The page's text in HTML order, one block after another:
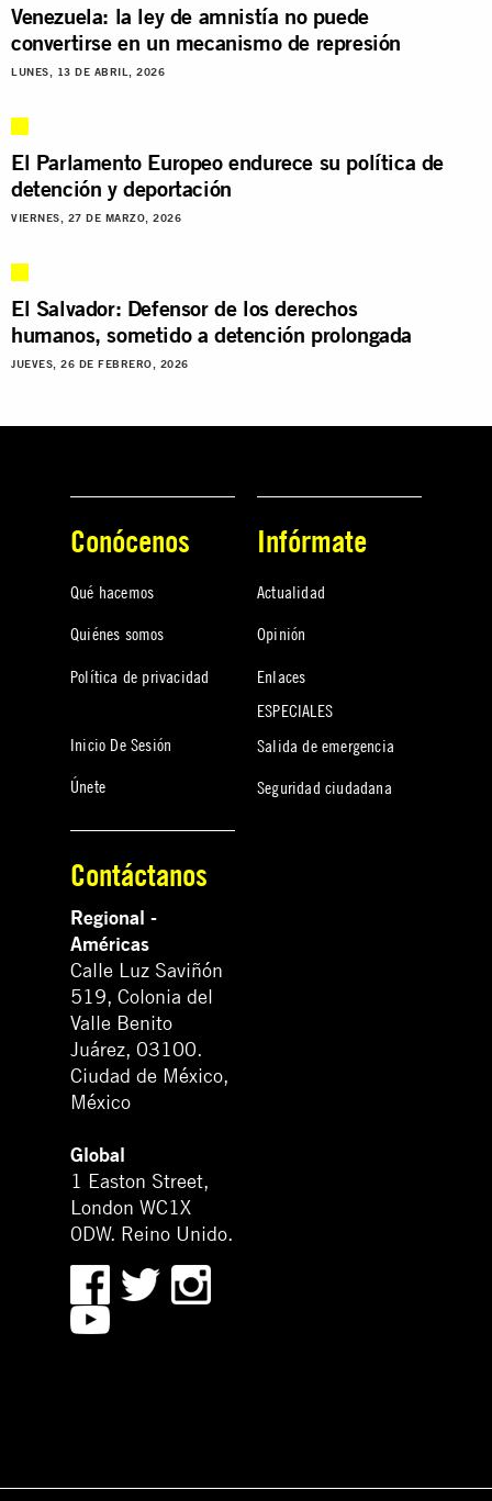
Venezuela: la ley de amnistía no puede
convertirse en un mecanismo de represión
LUNES, 13 DE ABRIL, 2026
El Parlamento Europeo endurece su política de
detención y deportación
VIERNES, 27 DE MARZO, 2026
El Salvador: Defensor de los derechos
humanos, sometido a detención prolongada
JUEVES, 26 DE FEBRERO, 2026
Conócenos
Qué hacemos
Quiénes somos
Política de privacidad
Inicio De Sesión
Únete
Infórmate
Actualidad
Opinión
Enlaces
ESPECIALES
Salida de emergencia
Seguridad ciudadana
Contáctanos
Regional -
Américas
Calle Luz Saviñón
519, Colonia del
Valle Benito
Juárez, 03100.
Ciudad de México,
México
Global
1 Easton Street,
London WC1X
0DW. Reino Unido.